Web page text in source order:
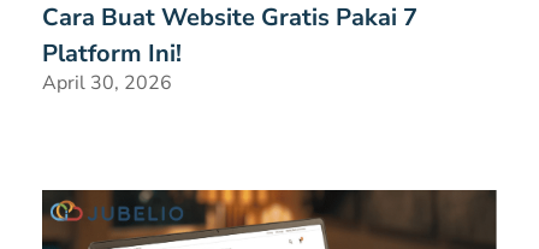
Cara Buat Website Gratis Pakai 7
Platform Ini!
April 30, 2026